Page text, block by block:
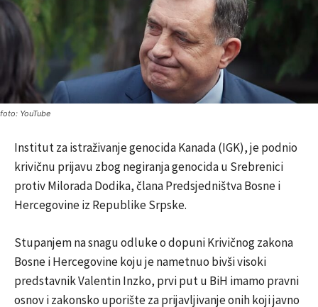
foto: YouTube
Institut za istraživanje genocida Kanada (IGK), je podnio
krivičnu prijavu zbog negiranja genocida u Srebrenici
protiv Milorada Dodika, člana Predsjedništva Bosne i
Hercegovine iz Republike Srpske.
Stupanjem na snagu odluke o dopuni Krivičnog zakona
Bosne i Hercegovine koju je nametnuo bivši visoki
predstavnik Valentin Inzko, prvi put u BiH imamo pravni
osnov i zakonsko uporište za prijavljivanje onih koji javno